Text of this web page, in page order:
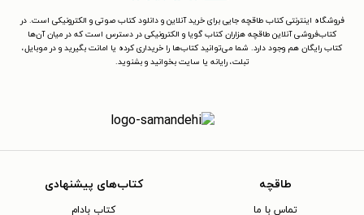
فروشگاه اینترنتی کتاب طاقچه جایی برای خرید آنلاین و دانلود کتاب صوتی و الکترونیکی است. در
کتاب‌فروشی آنلاین طاقچه هزاران کتاب گویا و الکترونیکی در دسترس است که در میان آن‌ها
کتاب رایگان هم وجود دارد. شما می‌توانید کتاب‌ها را خریداری کرده یا امانت بگیرید و در موبایل،
تبلت، رایانه یا سایت بخوانید و بشنوید.
طاقچه
تماس با ما
کتاب‌های پیشنهادی
کتاب بادام